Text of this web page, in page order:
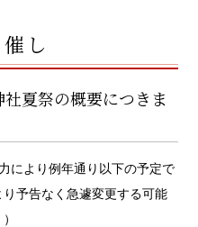
し
夏祭の概要につきま
により例年通り以下の予定で
予告なく急遽変更する可能